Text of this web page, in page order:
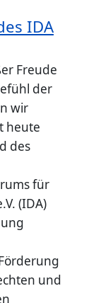
IDA
Freude
der
wir
heute
des
für
(IDA)
und